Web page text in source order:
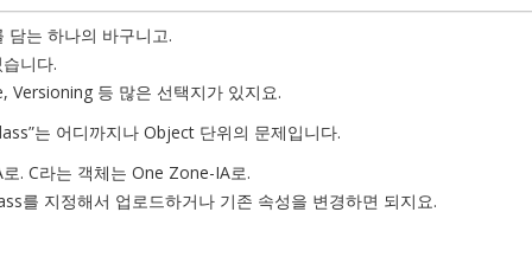
담는 하나의 바구니고.
니다.
등 많은 선택지가 있지요.
는 어디까지나 Object 단위의 문제입니다.
. C라는 객체는 One Zone-IA로.
를 지정해서 업로드하거나 기존 속성을 변경하면 되지요.